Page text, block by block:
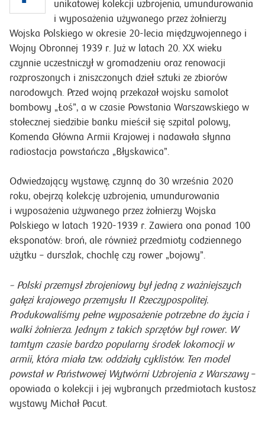
Wojny Obronnej 1939 r. Już w latach 20. XX wieku
czynnie uczestniczył w gromadzeniu oraz renowacji
rozproszonych i zniszczonych dzieł sztuki ze zbiorów
narodowych. Przed wojną przekazał wojsku samolot
bombowy „Łoś”, a w czasie Powstania Warszawskiego w
stołecznej siedzibie banku mieścił się szpital polowy,
Komenda Główna Armii Krajowej i nadawała słynna
radiostacja powstańcza „Błyskawica”.
Odwiedzający wystawę, czynną do 30 września 2020
roku, obejrzą kolekcję uzbrojenia, umundurowania
Polskiego w latach 1920-1939 r. Zawiera ona ponad 100
eksponatów: broń, ale również przedmioty codziennego
użytku – durszlak, chochlę czy rower „bojowy”.
– Polski przemysł zbrojeniowy był jedną z ważniejszych
gałęzi krajowego przemysłu II Rzeczypospolitej.
walki żołnierza. Jednym z takich sprzętów był rower. W
tamtym czasie bardzo popularny środek lokomocji w
armii, która miała tzw. oddziały cyklistów. Ten model
powstał w Państwowej Wytwórni Uzbrojenia z Warszawy
opowiada o kolekcji i jej wybranych przedmiotach kustosz
wystawy Michał Pacut.
Wystawa „Bronili Niepodległej”